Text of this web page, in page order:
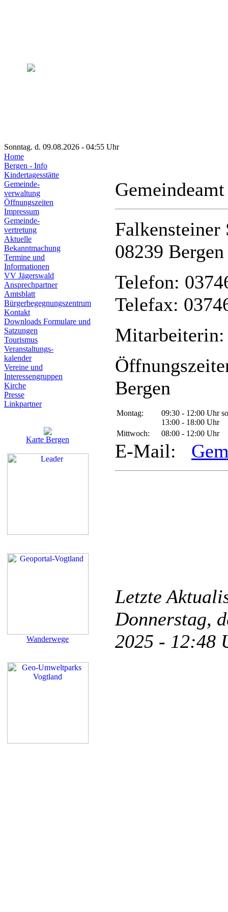
Sonntag. d. 09.08.2026 - 04:55 Uhr
Home
Bergen - Info
Kindertagesstätte
Gemeinde-
verwaltung
Öffnungszeiten
Impressum
Gemeinde-
vertretung
Aktuelle
Bekanntmachung
Termine und
Informationen
VV Jägerswald
Ansprechpartner
Amtsblatt
Bürgerbegegnungszentrum
Kontakt
Downloads Formulare und
Satzungen
Tourismus
Veranstaltungs-
kalender
Vereine und
Interessen­gruppen
Kirche
Presse
Linkpartner
Karte Bergen
Wanderwege
Falkensteiner
08239 Bergen
Telefon:
Telefax:
Mitarbeiterin:
Bergen
Montag:
09:30 - 12:00 Uhr
13:00 - 18:00 Uhr
Mittwoch:
08:00 - 12:00 Uhr
E-Mail:
Letzte
Donnerstag,
2025 -